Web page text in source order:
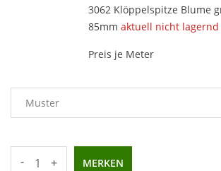
3062 Klöppelspitze Blume
85mm aktuell nicht lagernd
Preis je Meter
- + MERKEN